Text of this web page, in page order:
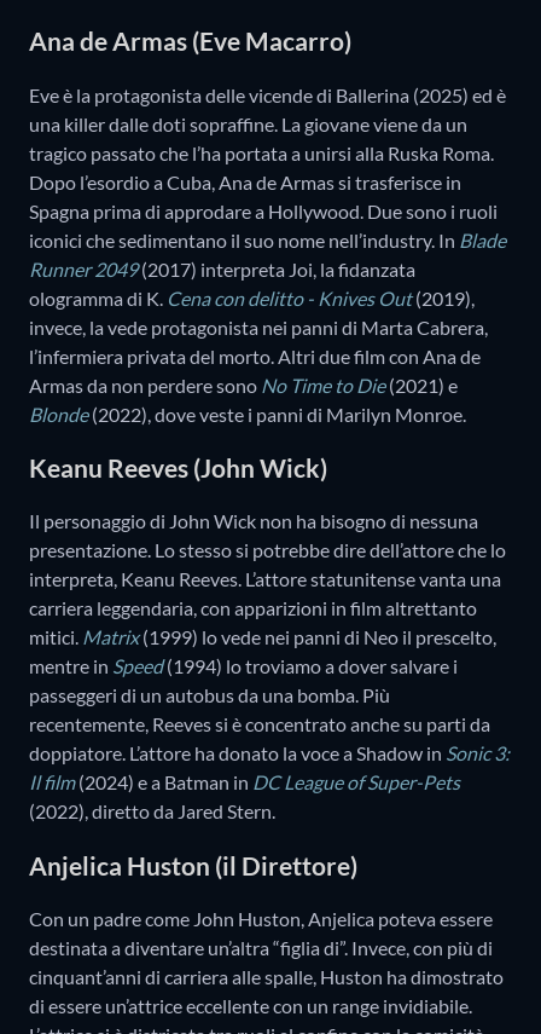
Ana de Armas (Eve Macarro)
Eve è la protagonista delle vicende di Ballerina (2025) ed è
una killer dalle doti sopraffine. La giovane viene da un
tragico passato che l’ha portata a unirsi alla Ruska Roma.
Dopo l’esordio a Cuba, Ana de Armas si trasferisce in
Spagna prima di approdare a Hollywood. Due sono i ruoli
iconici che sedimentano il suo nome nell’industry. In Blade
Runner 2049(2017) interpreta Joi, la fidanzata
ologramma di K. Cena con delitto - Knives Out(2019),
invece, la vede protagonista nei panni di Marta Cabrera,
l’infermiera privata del morto. Altri due film con Ana de
Armas da non perdere sono No Time to Die(2021) e
Blonde(2022), dove veste i panni di Marilyn Monroe.
Keanu Reeves (John Wick)
Il personaggio di John Wick non ha bisogno di nessuna
presentazione. Lo stesso si potrebbe dire dell’attore che lo
interpreta, Keanu Reeves. L’attore statunitense vanta una
carriera leggendaria, con apparizioni in film altrettanto
mitici. Matrix(1999) lo vede nei panni di Neo il prescelto,
mentre in Speed(1994) lo troviamo a dover salvare i
passeggeri di un autobus da una bomba. Più
recentemente, Reeves si è concentrato anche su parti da
doppiatore. L’attore ha donato la voce a Shadow in Sonic 3:
Il film (2024) e a Batman in DC League of Super-Pets
(2022), diretto da Jared Stern.
Anjelica Huston (il Direttore)
Con un padre come John Huston, Anjelica poteva essere
destinata a diventare un’altra “figlia di”. Invece, con più di
cinquant’anni di carriera alle spalle, Huston ha dimostrato
di essere un’attrice eccellente con un range invidiabile.